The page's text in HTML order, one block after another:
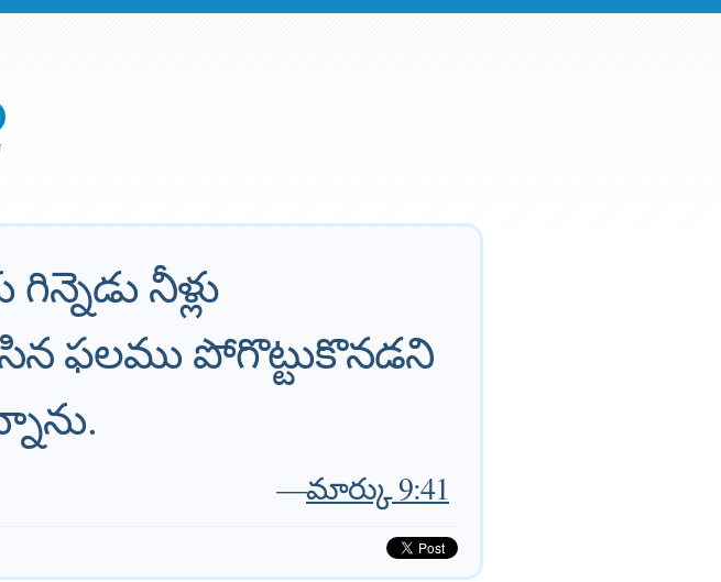
నీళ్లు
ఫలము పోగొట్టుకొనడని
—మార్కు 9:41